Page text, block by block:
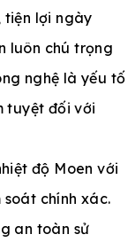
tiện lợi ngày
luôn chú trọng
nghệ là yếu tố
tuyệt đối với
độ Moen với
soát chính xác.
an toàn sử